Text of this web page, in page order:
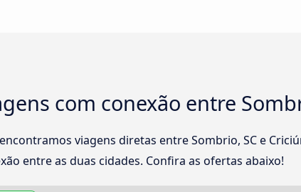
com conexão entre
viagens diretas entre Sombrio, SC e
entre as duas cidades. Confira as ofertas abaixo!